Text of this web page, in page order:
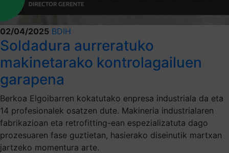
02/04/2025 BDIH
Soldadura aurreratuko
makinetarako kontrolagailuen
garapena
Berkoa Elgoibarren kokatutako enpresa industriala da eta
14 profesionalek osatzen dute. Makineria industrialaren
fabrikazioan eta retrofitting-ean espezializatuta dago
prozesuaren fase guztietan, hasierako diseinutik martxan
jartzeko momentura arte.